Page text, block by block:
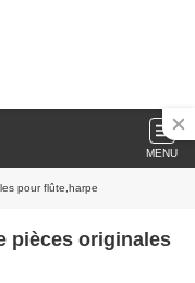
MENU
pour flûte,harpe
pièces originales